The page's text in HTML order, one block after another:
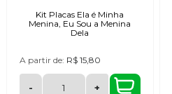
Kit Placas Ela é Minha
Menina, Eu Sou a Menina
Dela
A partir de: R$ 15,80
- +